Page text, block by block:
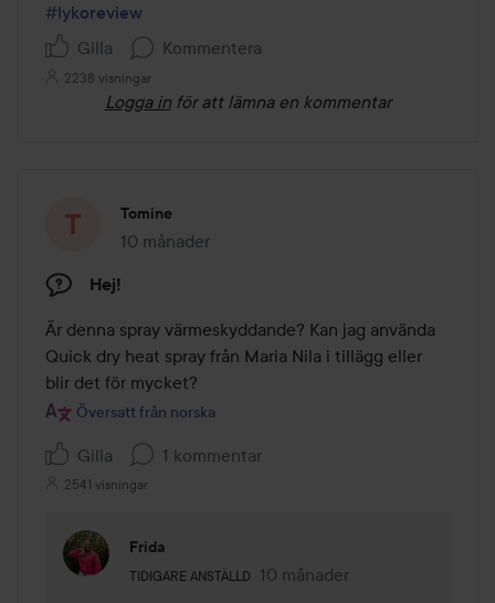
#lykoreview
Gilla
Kommentera
2238 visningar
Logga in för att lämna en kommentar
Tomine
10 månader
Inlägget skapades 10 månader
Hej!
Är denna spray värmeskyddande? Kan jag använda
Quick dry heat spray från Maria Nila i tillägg eller
blir det för mycket?
Översatt från norska
Gilla 1 kommentar
2541 visningar
Frida
TIDIGARE ANSTÄLLD
Användarens roll: Tidigare anställd.
10 månader
Kommentaren lades 10